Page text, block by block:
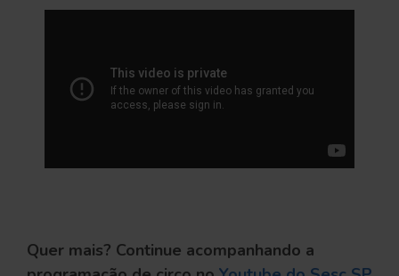
Quer mais? Continue acompanhando a